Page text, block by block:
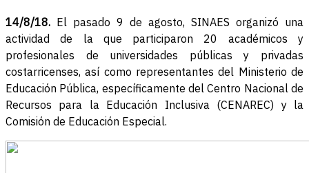
14/8/18. El pasado 9 de agosto, SINAES organizó una
actividad de la que participaron 20 académicos y
profesionales de universidades públicas y privadas
costarricenses, así como representantes del Ministerio de
Educación Pública, específicamente del Centro Nacional de
Recursos para la Educación Inclusiva (CENAREC) y la
Comisión de Educación Especial.